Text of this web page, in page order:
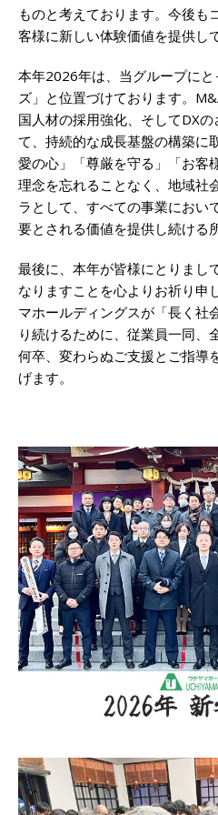
ものと考えております。今後も
客様に新しい体験価値を提供し
本年2026年は、当グループに
ズ」と位置づけております。
国人材の採用強化、そしてDX
て、持続的な成長基盤の構築に
愛の心」「尊厳を守る」「お客
理念を忘れることなく、地域社
ラとして、すべての事業におい
要とされる価値を提供し続ける
最後に、本年が皆様にとりまし
なりますことを心よりお祈り申
マホールディングスが「長く社
り続けるために、従業員一同、
何卒、変わらぬご支援とご指導
げます。